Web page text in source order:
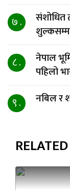
७ .
संशोधित
शुल्कसम्म
८ .
नेपाल
पहिलो
९ . नबिल र